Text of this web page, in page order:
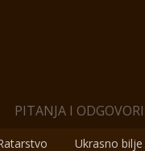
Ukrasno bilje
PITANJA I ODGOVORI